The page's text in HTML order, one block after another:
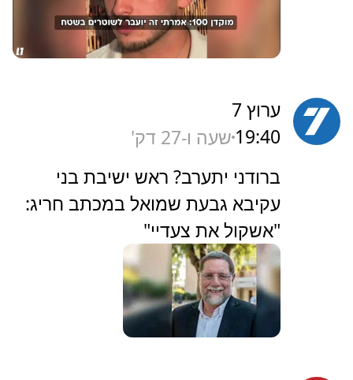
ערוץ 7
19:40 שעה ו-27 דק'
‏ברודני יתערב? ראש ישיבת בני
עקיבא גבעת שמואל במכתב חריג:
"אשקול את צעדיי"